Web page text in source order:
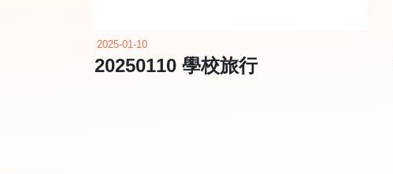
2025-01-10
20250110 學校旅行